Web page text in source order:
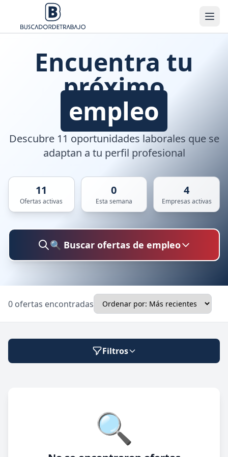
Encuentra tu
próximo
empleo
Descubre 11 oportunidades laborales que se
adaptan a tu perfil profesional
11
Ofertas activas
0
Esta semana
4
Empresas activas
🔍 Buscar ofertas de empleo
Ubicación
🔍 Buscar
0 ofertas encontradas
Filtros
Modalidad de trabajo🔍